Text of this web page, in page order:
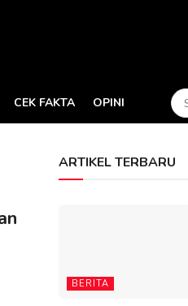
CEK FAKTA OPINI
ARTIKEL TERBARU
BERITA